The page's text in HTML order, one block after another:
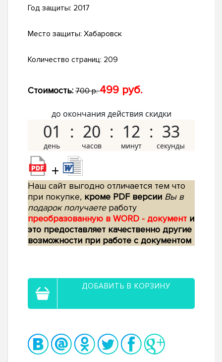
Год защиты: 2017
Место защиты: Хабаровск
Количество страниц: 209
Стоимость: 700 р.499 руб.
до окончания действия скидки
01 20 12 32
+
Наш сайт выгодно отличается тем что
при покупке, кроме PDF версии Вы в
подарок получаетеработу
преобразованную в WORD - документ и
это предоставляет качественно другие
возможности при работе с документом
ДОБАВИТЬ В КОРЗИНУ